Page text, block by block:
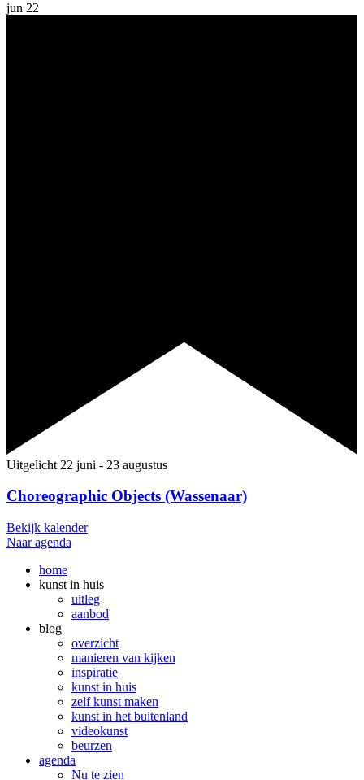
jun 22
Uitgelicht 22 juni - 23 augustus
Choreographic Objects (Wassenaar)
Bekijk kalender
Naar agenda
home
kunst in huis
uitleg
aanbod
blog
overzicht
manieren van kijken
inspiratie
kunst in huis
zelf kunst maken
kunst in het buitenland
videokunst
beurzen
agenda
Nu te zien